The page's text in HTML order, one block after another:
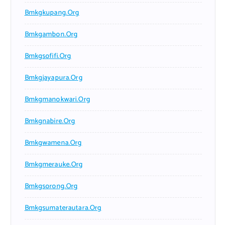
Bmkgkupang.org
Bmkgambon.org
Bmkgsofifi.org
Bmkgjayapura.org
Bmkgmanokwari.org
Bmkgnabire.org
Bmkgwamena.org
Bmkgmerauke.org
Bmkgsorong.org
Bmkgsumaterautara.org